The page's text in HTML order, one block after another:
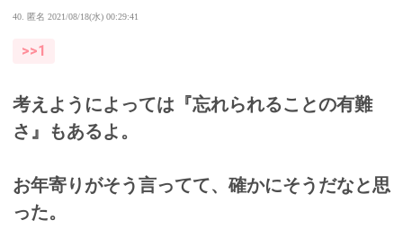
40. 匿名 2021/08/18(水) 00:29:41
>>1
考えようによっては『忘れられることの有難
さ』もあるよ。
お年寄りがそう言ってて、確かにそうだなと思
った。